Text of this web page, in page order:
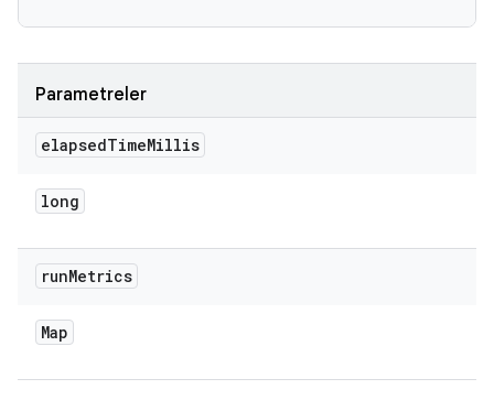
Parametreler
elapsedTimeMillis
long
runMetrics
Map